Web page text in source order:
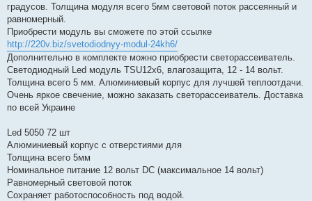
градусов. Толщина модуля всего 5мм световой поток рассеянный и
равномерный.
Приобрести модуль вы сможете по этой ссылке
http://220v.biz/svetodiodnyy-modul-24kh6/
Дополнительно в комплекте можно приобрести светорассеиватель.
Светодиодный Led модуль TSU12х6, влагозащита, 12 - 14 вольт.
Толщина всего 5 мм. Алюминиевый корпус для лучшей теплоотдачи.
Очень яркое свечение, можно заказать светорассеиватель. Доставка
по всей Украине
Led 5050 72 шт
Алюминиевый корпус с отверстиями для
Толщина всего 5мм
Номинальное питание 12 вольт DC (максимальное 14 вольт)
Равномерный световой поток
Сохраняет работоспособность под водой.